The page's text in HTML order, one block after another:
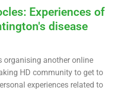
Experiences of
disease
organising another online
HD community to get to
experiences related to